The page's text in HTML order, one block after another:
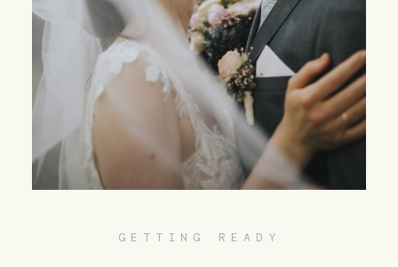
GETTING READY